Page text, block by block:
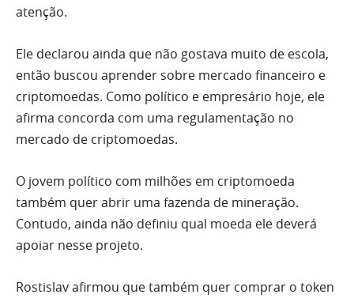
atenção.
Ele declarou ainda que não gostava muito de escola,
então buscou aprender sobre mercado financeiro e
criptomoedas. Como político e empresário hoje, ele
afirma concorda com uma regulamentação no
mercado de criptomoedas.
O jovem político com milhões em criptomoeda
também quer abrir uma fazenda de mineração.
Contudo, ainda não definiu qual moeda ele deverá
apoiar nesse projeto.
Rostislav afirmou que também quer comprar o token